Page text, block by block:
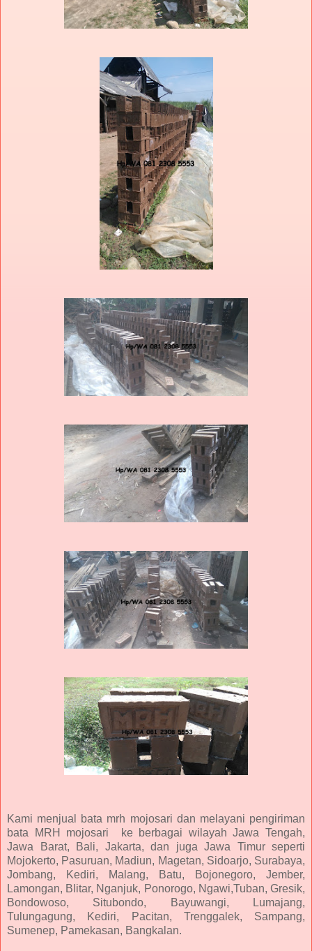
Kami menjual bata mrh mojosari dan melayani pengiriman
bata MRH mojosari ke berbagai wilayah Jawa Tengah,
Jawa Barat, Bali, Jakarta, dan juga Jawa Timur seperti
Mojokerto, Pasuruan, Madiun, Magetan, Sidoarjo, Surabaya,
Jombang, Kediri, Malang, Batu, Bojonegoro, Jember,
Lamongan, Blitar, Nganjuk, Ponorogo, Ngawi,Tuban, Gresik,
Bondowoso, Situbondo, Bayuwangi, Lumajang,
Tulungagung, Kediri, Pacitan, Trenggalek, Sampang,
Sumenep, Pamekasan, Bangkalan.